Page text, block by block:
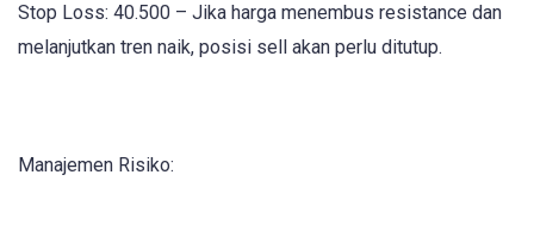
Stop Loss: 40.500 – Jika harga menembus resistance dan
melanjutkan tren naik, posisi sell akan perlu ditutup.
Manajemen Risiko: